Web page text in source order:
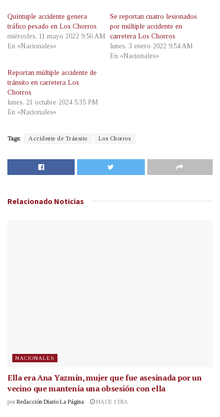
Quíntuple accidente genera
tráfico pesado en Los Chorros
miércoles, 11 mayo 2022 9:56 AM
En «Nacionales»
Se reportan cuatro lesionados
por múltiple accidente en
carretera Los Chorros
lunes, 3 enero 2022 9:54 AM
En «Nacionales»
Reportan múltiple accidente de
tránsito en carretera Los
Chorros
lunes, 21 octubre 2024 5:35 PM
En «Nacionales»
Tags: Accidente de Tránsito Los Chorros
Relacionado Noticias
NACIONALES
Ella era Ana Yazmín, mujer que fue asesinada por un
vecino que mantenía una obsesión con ella
por Redacción Diario La Página HACE 1 DÍA